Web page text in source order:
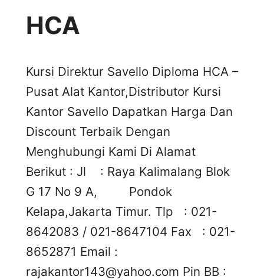
HCA
Kursi Direktur Savello Diploma HCA –
Pusat Alat Kantor,Distributor Kursi
Kantor Savello Dapatkan Harga Dan
Discount Terbaik Dengan
Menghubungi Kami Di Alamat
Berikut : Jl : Raya Kalimalang Blok
G 17 No 9 A, Pondok
Kelapa,Jakarta Timur. Tlp : 021-
8642083 / 021-8647104 Fax : 021-
8652871 Email :
rajakantor143@yahoo.com Pin BB :